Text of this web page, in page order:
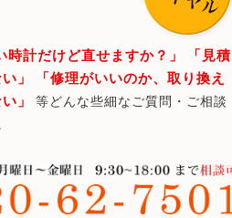
時計だけど直せますか？」 「見積
」 「修理がいいのか、取り換え
」
等どんな些細なご質問・ご相談